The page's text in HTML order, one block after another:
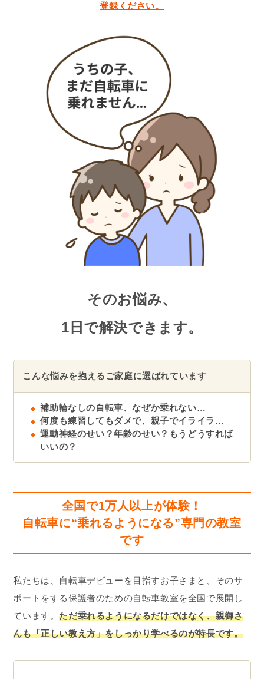
登録ください。
そのお悩み、
1日で解決できます。
こんな悩みを抱えるご家庭に選ばれています
補助輪なしの自転車、なぜか乗れない…
何度も練習してもダメで、親子でイライラ…
運動神経のせい？年齢のせい？もうどうすれば
いいの？
全国で1万人以上が体験！
自転車に“乗れるようになる”専門の教室
です
私たちは、自転車デビューを目指すお子さまと、そのサ
ポートをする保護者のための自転車教室を全国で展開し
ています。ただ乗れるようになるだけではなく、親御さ
んも「正しい教え方」をしっかり学べるのが特長です。